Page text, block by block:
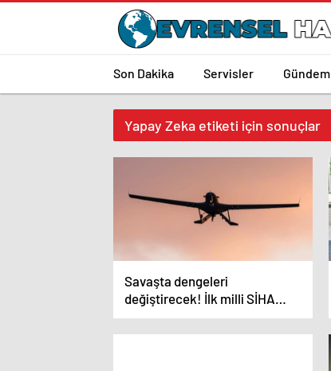
Son Dakika Servisler Gündem
Yapay Zeka etiketi için sonuçlar
Savaşta dengeleri
değiştirecek! İlk milli SİHA
artık daha güçlü